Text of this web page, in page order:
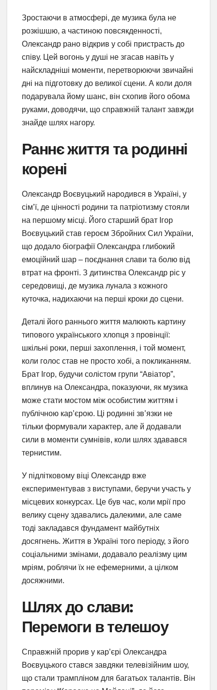
Зростаючи в атмосфері, де музика була не
розкішшю, а частиною повсякденності,
Олександр рано відкрив у собі пристрасть до
співу. Цей вогонь у душі не згасав навіть у
найскладніші моменти, перетворюючи звичайні
дні на підготовку до великої сцени. А коли доля
подарувала йому шанс, він схопив його обома
руками, доводячи, що справжній талант завжди
знайде шлях нагору.
Раннє життя та родинні
корені
Олександр Воєвуцький народився в Україні, у
сім’ї, де цінності родини та патріотизму стояли
на першому місці. Його старший брат Ігор
Воєвуцький став героєм Збройних Сил України,
що додало біографії Олександра глибокий
емоційний шар – поєднання слави та болю від
втрат на фронті. З дитинства Олександр ріс у
середовищі, де музика лунала з кожного
куточка, надихаючи на перші кроки до сцени.
Деталі його раннього життя малюють картину
типового українського хлопця з провінції:
шкільні роки, перші захоплення, і той момент,
коли голос став не просто хобі, а покликанням.
Брат Ігор, будучи солістом групи “Авіатор”,
вплинув на Олександра, показуючи, як музика
може стати мостом між особистим життям і
публічною кар’єрою. Ці родинні зв’язки не
тільки формували характер, але й додавали
сили в моменти сумнівів, коли шлях здавався
тернистим.
У підлітковому віці Олександр вже
експериментував з виступами, беручи участь у
місцевих конкурсах. Це був час, коли мрії про
велику сцену здавались далекими, але саме
тоді закладався фундамент майбутніх
досягнень. Життя в Україні того періоду, з його
соціальними змінами, додавало реалізму цим
мріям, роблячи їх не ефемерними, а цілком
досяжними.
Шлях до слави:
Перемоги в телешоу
Справжній прорив у кар’єрі Олександра
Воєвуцького стався завдяки телевізійним шоу,
що стали трампліном для багатьох талантів. Він